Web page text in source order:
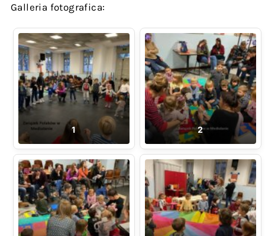
Galleria fotografica:
1 2